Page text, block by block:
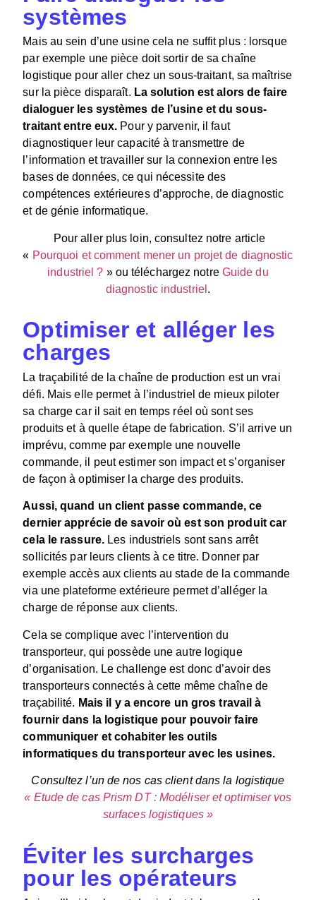
systèmes
Mais au sein d’une usine cela ne suffit plus : lorsque
par exemple une pièce doit sortir de sa chaîne
logistique pour aller chez un sous-traitant, sa maîtrise
sur la pièce disparaît. La solution est alors de faire
dialoguer les systèmes de l’usine et du sous-
traitant entre eux. Pour y parvenir, il faut
diagnostiquer leur capacité à transmettre de
l’information et travailler sur la connexion entre les
bases de données, ce qui nécessite des
compétences extérieures d’approche, de diagnostic
et de génie informatique.
Pour aller plus loin, consultez notre article
« Pourquoi et comment mener un projet de diagnostic
industriel ? » ou téléchargez notre Guide du
diagnostic industriel .
Optimiser et alléger les
charges
La traçabilité de la chaîne de production est un vrai
défi. Mais elle permet à l’industriel de mieux piloter
sa charge car il sait en temps réel où sont ses
produits et à quelle étape de fabrication. S’il arrive un
imprévu, comme par exemple une nouvelle
commande, il peut estimer son impact et s’organiser
de façon à optimiser la charge des produits.
Aussi, quand un client passe commande, ce
dernier apprécie de savoir où est son produit car
cela le rassure. Les industriels sont sans arrêt
sollicités par leurs clients à ce titre. Donner par
exemple accès aux clients au stade de la commande
via une plateforme extérieure permet d’alléger la
charge de réponse aux clients.
Cela se complique avec l’intervention du
transporteur, qui possède une autre logique
d’organisation. Le challenge est donc d’avoir des
transporteurs connectés à cette même chaîne de
traçabilité. Mais il y a encore un gros travail à
fournir dans la logistique pour pouvoir faire
communiquer et cohabiter les outils
informatiques du transporteur avec les usines.
Consultez l’un de nos cas client dans la logistique
« Etude de cas Prism DT : Modéliser et optimiser vos
surfaces logistiques »
Éviter les surcharges
pour les opérateurs